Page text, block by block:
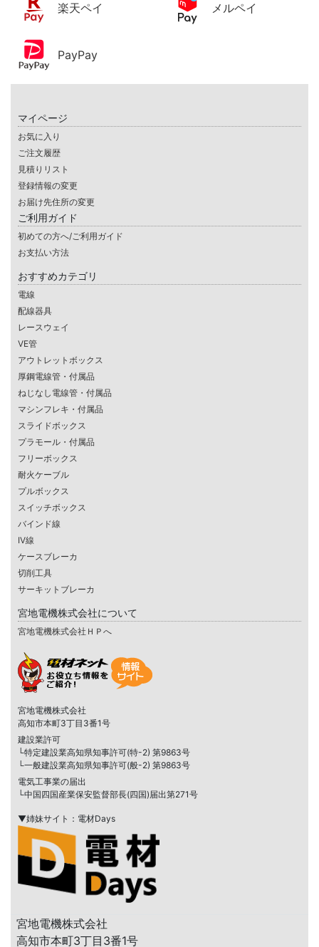
楽天ペイ メルペイ
PayPay
マイページ
お気に入り
ご注文履歴
見積りリスト
登録情報の変更
お届け先住所の変更
ご利用ガイド
初めての方へ/ご利用ガイド
お支払い方法
おすすめカテゴリ
電線
配線器具
レースウェイ
VE管
アウトレットボックス
厚鋼電線管・付属品
ねじなし電線管・付属品
マシンフレキ・付属品
スライドボックス
プラモール・付属品
フリーボックス
耐火ケーブル
プルボックス
スイッチボックス
バインド線
IV線
ケースブレーカ
切削工具
サーキットブレーカ
宮地電機株式会社について
宮地電機株式会社ＨＰへ
宮地電機株式会社
高知市本町3丁目3番1号
建設業許可
└特定建設業高知県知事許可(特-2) 第9863号
└一般建設業高知県知事許可(般-2) 第9863号
電気工事業の届出
└中国四国産業保安監督部長(四国)届出第271号
▼姉妹サイト：電材Days
宮地電機株式会社
高知市本町3丁目3番1号